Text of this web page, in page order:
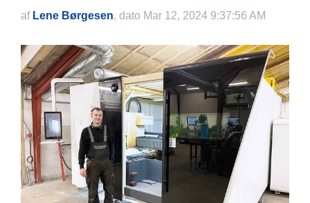
af Lene Børgesen, dato Mar 12, 2024 9:37:56 AM